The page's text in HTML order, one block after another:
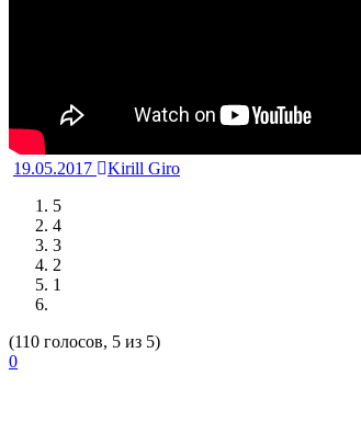
19.05.2017
Kirill Giro
5
4
3
2
1
(110 голосов, 5 из 5)
0